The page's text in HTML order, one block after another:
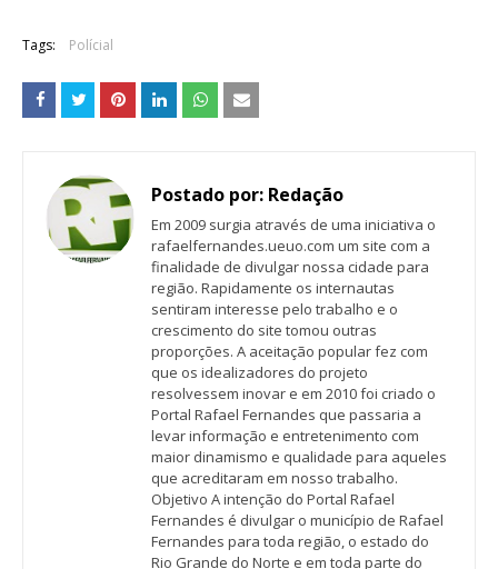
Tags: Polícial
Postado por: Redação
Em 2009 surgia através de uma iniciativa o
rafaelfernandes.ueuo.com um site com a
finalidade de divulgar nossa cidade para
região. Rapidamente os internautas
sentiram interesse pelo trabalho e o
crescimento do site tomou outras
proporções. A aceitação popular fez com
que os idealizadores do projeto
resolvessem inovar e em 2010 foi criado o
Portal Rafael Fernandes que passaria a
levar informação e entretenimento com
maior dinamismo e qualidade para aqueles
que acreditaram em nosso trabalho.
Objetivo A intenção do Portal Rafael
Fernandes é divulgar o município de Rafael
Fernandes para toda região, o estado do
Rio Grande do Norte e em toda parte do